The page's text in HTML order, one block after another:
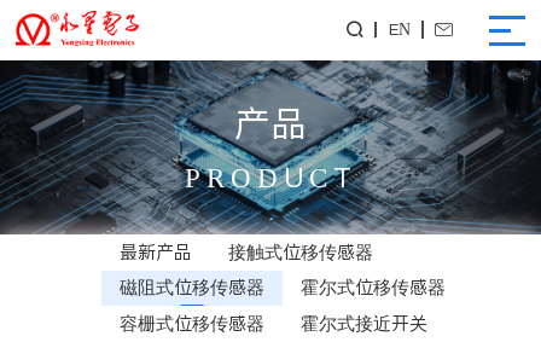
 EN 
产品
PRODUCT
最新产品
接触式位移传感器
磁阻式位移传感器
霍尔式位移传感器
容栅式位移传感器
霍尔式接近开关